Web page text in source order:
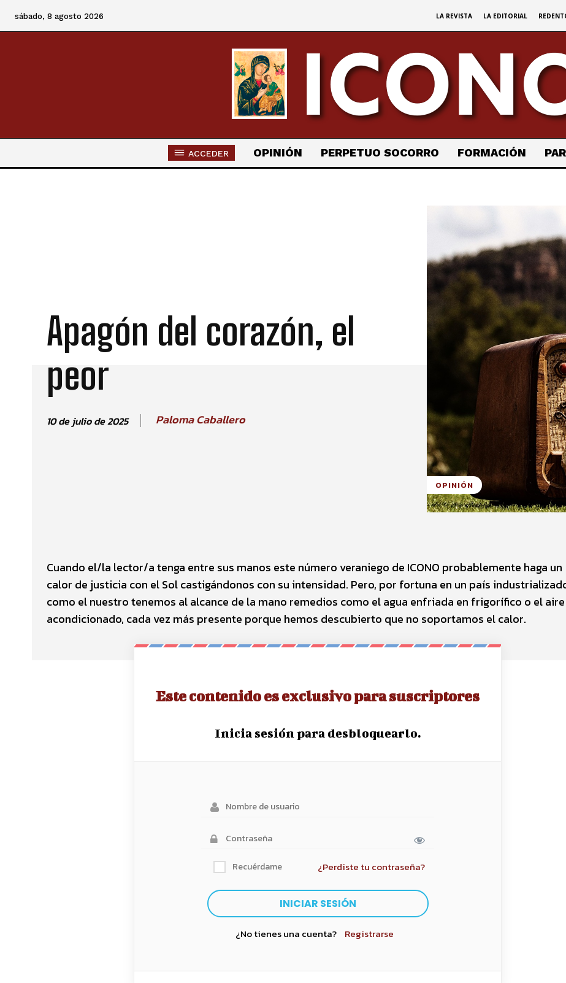
sábado, 8 agosto 2026 LA REVISTA LA EDITORIAL
ACCEDER OPINIÓN PERPETUO SOCORRO FORMACIÓN
Apagón del corazón, el
peor
10 de julio de 2025 Paloma Caballero
OPINIÓN
Cuando el/la lector/a tenga entre sus manos este número veraniego de ICONO probablemente haga un
calor de justicia con el Sol castigándonos con su intensidad. Pero, por fortuna en un país
como el nuestro tenemos al alcance de la mano remedios como el agua enfriada en frigorífico o el aire
acondicionado, cada vez más presente porque hemos descubierto que no soportamos el calor.
Este contenido es exclusivo para suscriptores
Inicia sesión para desbloquearlo.
Recuérdame ¿Perdiste tu contraseña?
¿No tienes una cuenta? Registrarse